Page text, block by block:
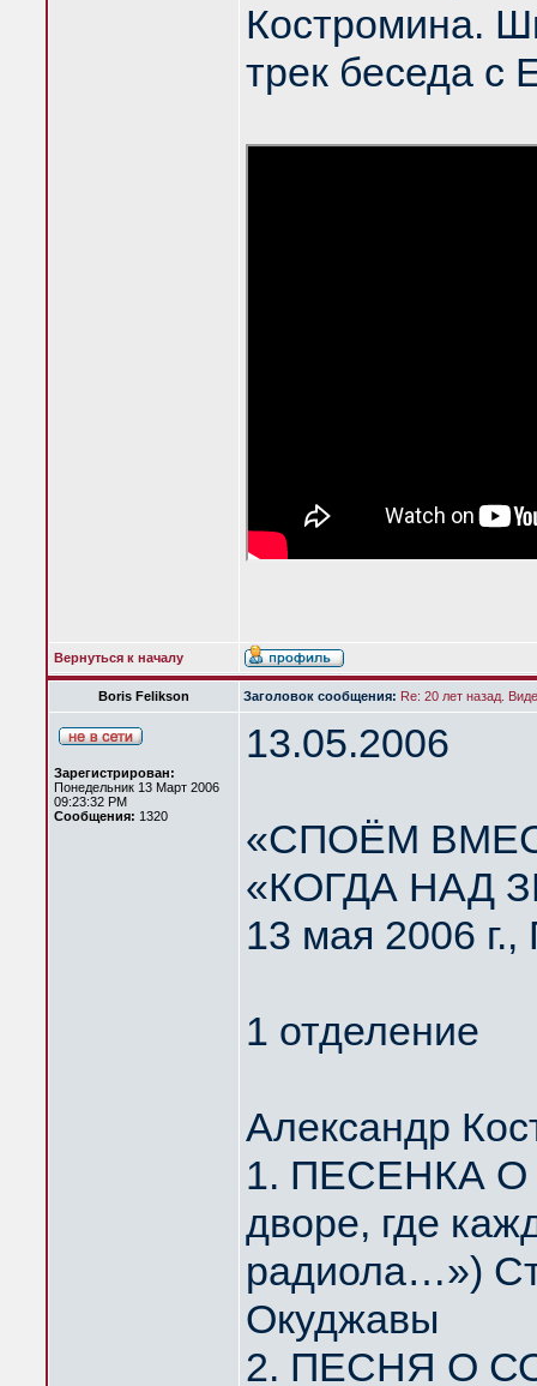
Костромина.
трек беседа с
Вернуться к началу
Boris Felikson Заголовок сообщения: Re: 20 лет назад.
Зарегистрирован:
Понедельник 13 Март 2006
09:23:32 PM
Сообщения: 1320
13.05.2006
«СПОЁМ
«КОГДА НАД
13 мая 2006 г.,
1 отделение
Александр
1. ПЕСЕНКА
дворе, где
радиола…»)
Окуджавы
2. ПЕСНЯ О